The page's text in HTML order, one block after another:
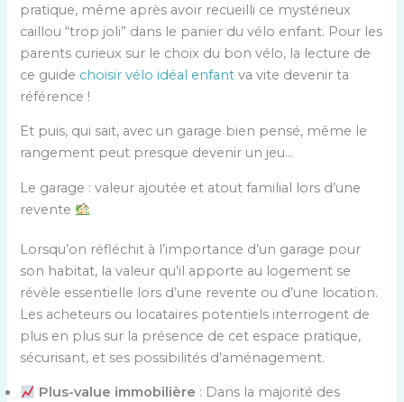
pratique, même après avoir recueilli ce mystérieux
caillou “trop joli” dans le panier du vélo enfant. Pour les
parents curieux sur le choix du bon vélo, la lecture de
ce guide choisir vélo idéal enfant va vite devenir ta
référence !
Et puis, qui sait, avec un garage bien pensé, même le
rangement peut presque devenir un jeu…
Le garage : valeur ajoutée et atout familial lors d’une
revente
Lorsqu’on réfléchit à l’importance d’un garage pour
son habitat, la valeur qu’il apporte au logement se
révèle essentielle lors d’une revente ou d’une location.
Les acheteurs ou locataires potentiels interrogent de
plus en plus sur la présence de cet espace pratique,
sécurisant, et ses possibilités d’aménagement.
Plus-value immobilière : Dans la majorité des